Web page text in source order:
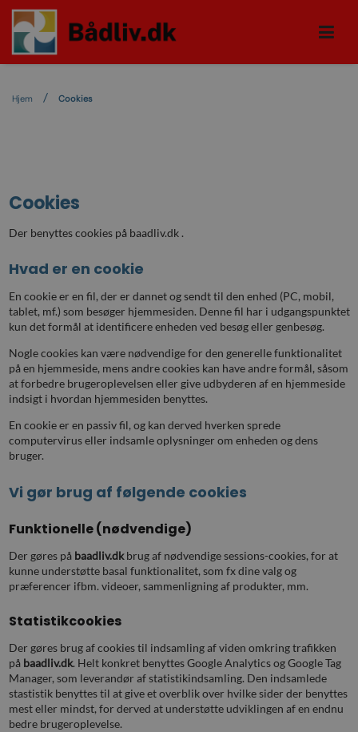
Hjem Cookies
Cookies
Der benyttes cookies på baadliv.dk .
Hvad er en cookie
En cookie er en fil, der er dannet og sendt til den enhed (PC, mobil,
tablet, mf.) som besøger hjemmesiden. Denne fil har i udgangspunktet
kun det formål at identificere enheden ved besøg eller genbesøg.
Nogle cookies kan være nødvendige for den generelle funktionalitet
på en hjemmeside, mens andre cookies kan have andre formål, såsom
at forbedre brugeroplevelsen eller give udbyderen af en hjemmeside
indsigt i hvordan hjemmesiden benyttes.
En cookie er en passiv fil, og kan derved hverken sprede
computervirus eller indsamle oplysninger om enheden og dens
bruger.
Vi gør brug af følgende cookies
Funktionelle (nødvendige)
Der gøres på baadliv.dkbrug af nødvendige sessions-cookies, for at
kunne understøtte basal funktionalitet, som fx dine valg og
præferencer ifbm. videoer, sammenligning af produkter, mm.
Statistikcookies
Der gøres brug af cookies til indsamling af viden omkring trafikken
på baadliv.dk. Helt konkret benyttes Google Analytics og Google Tag
Manager, som leverandør af statistikindsamling. Den indsamlede
stastistik benyttes til at give et overblik over hvilke sider der benyttes
mest eller mindst, for derved at understøtte udviklingen af en endnu
bedre brugeroplevelse.